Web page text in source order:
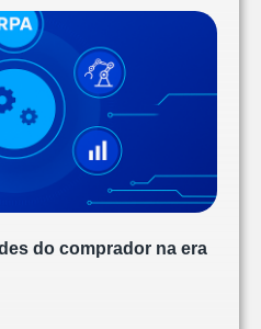
do comprador na era